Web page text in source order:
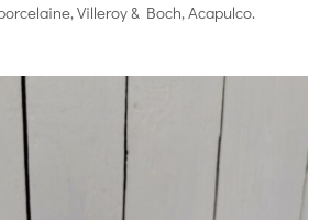
Villeroy & Boch, Acapulco.